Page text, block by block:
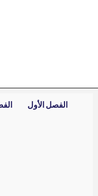
الفصل الأول